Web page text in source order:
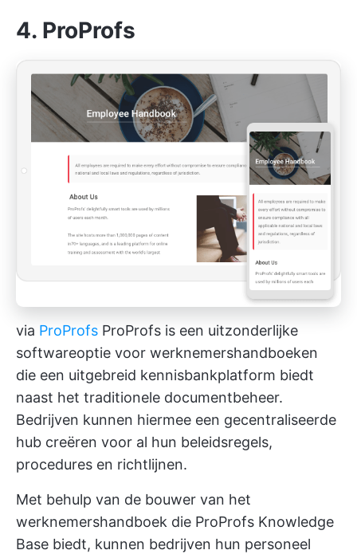
4. ProProfs
via ProProfs ProProfs is een uitzonderlijke
softwareoptie voor werknemershandboeken
die een uitgebreid kennisbankplatform biedt
naast het traditionele documentbeheer.
Bedrijven kunnen hiermee een gecentraliseerde
hub creëren voor al hun beleidsregels,
procedures en richtlijnen.
Met behulp van de bouwer van het
werknemershandboek die ProProfs Knowledge
Base biedt, kunnen bedrijven hun personeel